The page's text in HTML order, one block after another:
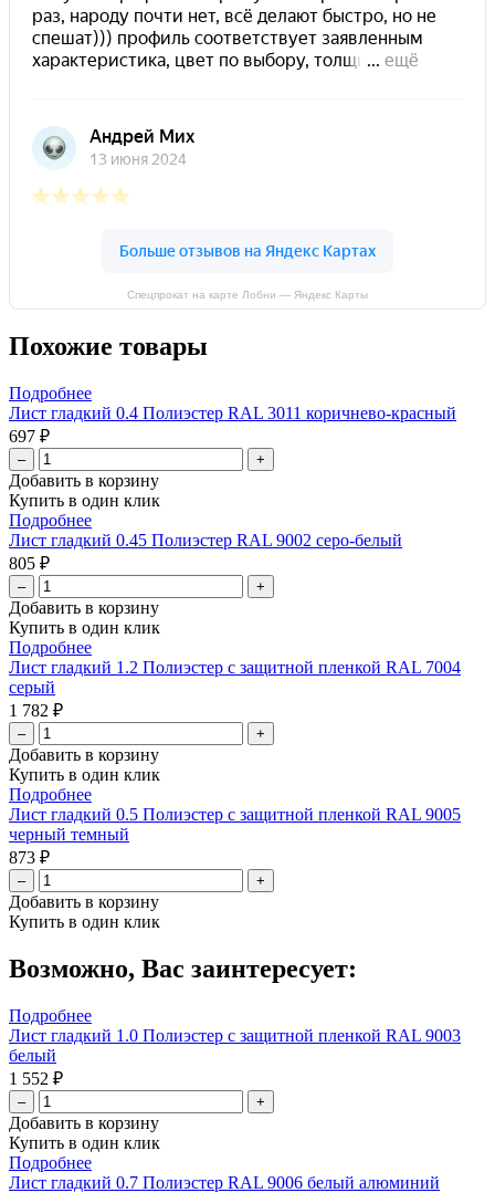
Спецпрокат на карте Лобни — Яндекс Карты
Похожие товары
Подробнее
Лист гладкий 0.4 Полиэстер RAL 3011 коричнево-красный
697 ₽
– +
Добавить в корзину
Купить в один клик
Подробнее
Лист гладкий 0.45 Полиэстер RAL 9002 серо-белый
805 ₽
– +
Добавить в корзину
Купить в один клик
Подробнее
Лист гладкий 1.2 Полиэстер с защитной пленкой RAL 7004
серый
1 782 ₽
– +
Добавить в корзину
Купить в один клик
Подробнее
Лист гладкий 0.5 Полиэстер с защитной пленкой RAL 9005
черный темный
873 ₽
– +
Добавить в корзину
Купить в один клик
Возможно, Вас заинтересует:
Подробнее
Лист гладкий 1.0 Полиэстер с защитной пленкой RAL 9003
белый
1 552 ₽
– +
Добавить в корзину
Купить в один клик
Подробнее
Лист гладкий 0.7 Полиэстер RAL 9006 белый алюминий